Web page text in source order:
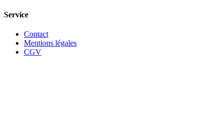
Service
Contact
Mentions légales
CGV